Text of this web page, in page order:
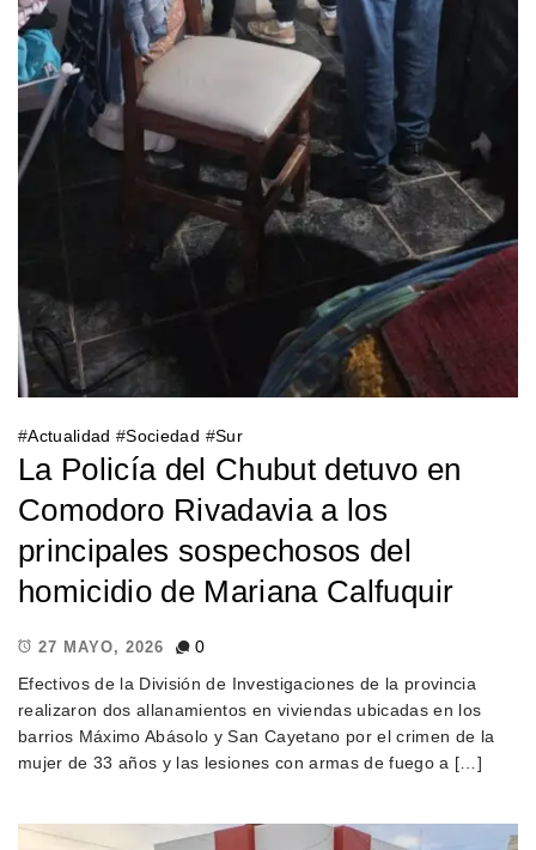
#Actualidad #Sociedad #Sur
La Policía del Chubut detuvo en
Comodoro Rivadavia a los
principales sospechosos del
homicidio de Mariana Calfuquir
27 MAYO, 2026
0
Efectivos de la División de Investigaciones de la provincia
realizaron dos allanamientos en viviendas ubicadas en los
barrios Máximo Abásolo y San Cayetano por el crimen de la
mujer de 33 años y las lesiones con armas de fuego a […]